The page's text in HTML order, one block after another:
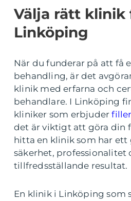
Välja rätt klinik
Linköping
När du funderar på att få
behandling, är det
klinik med erfarna och
behandlare. I Linköping
kliniker som erbjuder
det är viktigt att göra din
hitta en klinik som har
säkerhet, professionalitet
tillfredsställande resultat.
En klinik i Linköping som